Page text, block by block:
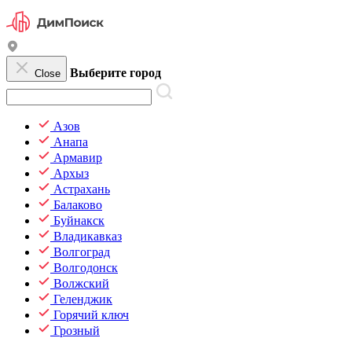
Close Выберите город
Азов
Анапа
Армавир
Архыз
Астрахань
Балаково
Буйнакск
Владикавказ
Волгоград
Волгодонск
Волжский
Геленджик
Горячий ключ
Грозный